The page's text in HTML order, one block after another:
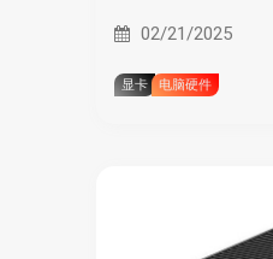
02/21/2025
显卡 电脑硬件